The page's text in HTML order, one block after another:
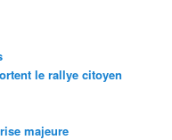
le rallye citoyen
majeure